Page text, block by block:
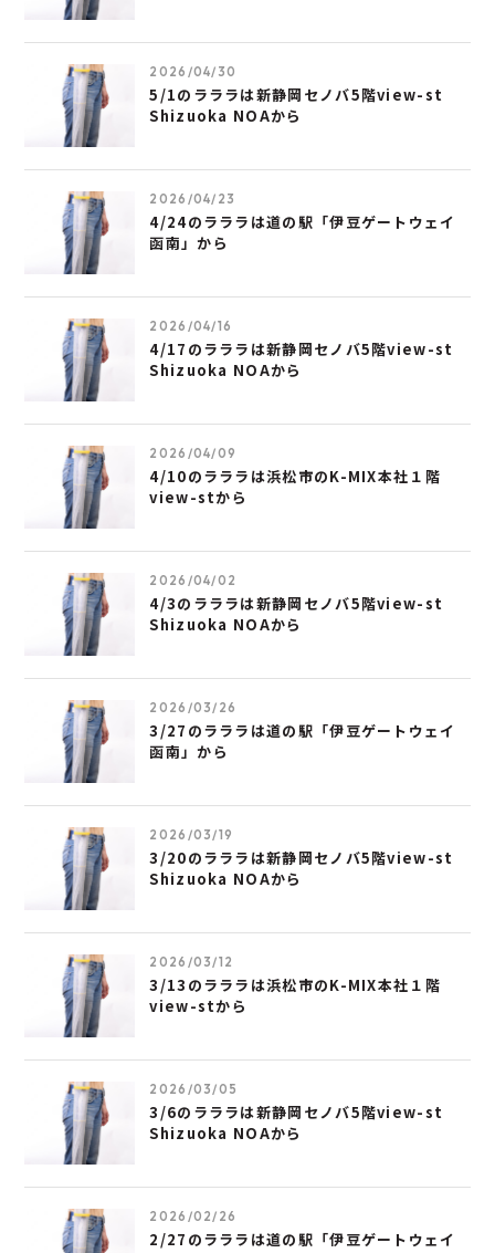
2026/04/30
5/1のラララは新静岡セノバ5階view-st
Shizuoka NOAから
2026/04/23
4/24のラララは道の駅「伊豆ゲートウェイ
函南」から
2026/04/16
4/17のラララは新静岡セノバ5階view-st
Shizuoka NOAから
2026/04/09
4/10のラララは浜松市のK-MIX本社１階
view-stから
2026/04/02
4/3のラララは新静岡セノバ5階view-st
Shizuoka NOAから
2026/03/26
3/27のラララは道の駅「伊豆ゲートウェイ
函南」から
2026/03/19
3/20のラララは新静岡セノバ5階view-st
Shizuoka NOAから
2026/03/12
3/13のラララは浜松市のK-MIX本社１階
view-stから
2026/03/05
3/6のラララは新静岡セノバ5階view-st
Shizuoka NOAから
2026/02/26
2/27のラララは道の駅「伊豆ゲートウェイ